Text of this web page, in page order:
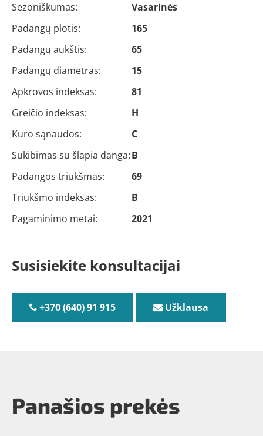
Sezoniškumas:
Vasarinės
Padangų plotis:
165
Padangų aukštis:
65
Padangų diametras:
15
Apkrovos indeksas:
81
Greičio indeksas:
H
Kuro sąnaudos:
C
Sukibimas su šlapia danga:B
Padangos triukšmas:
69
Triukšmo indeksas:
B
Pagaminimo metai:
2021
Susisiekite konsultacijai
+370 (640) 91 915 Užklausa
Panašios prekės